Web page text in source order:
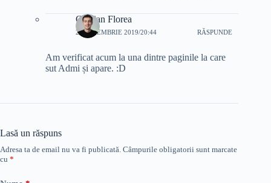
Cristian Florea
23 NOIEMBRIE 2019/20:44 RĂSPUNDE
Am verificat acum la una dintre paginile la care
sut Admi și apare. :D
Lasă un răspuns
Adresa ta de email nu va fi publicată. Câmpurile obligatorii sunt marcate
cu *